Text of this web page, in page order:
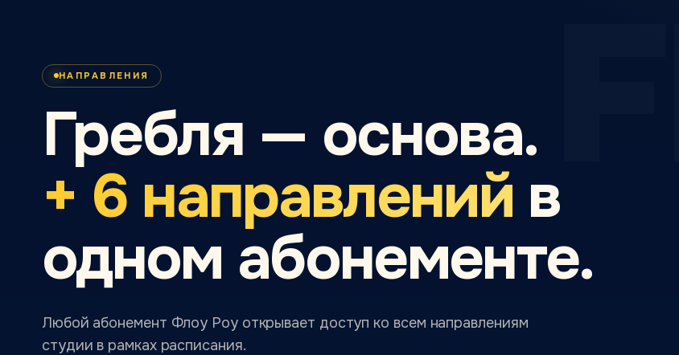
НАПРАВЛЕНИЯ
Гребля — основа.
+ 6 направлений в
одном абонементе.
Любой абонемент Флоу Роу открывает доступ ко всем направлениям
студии в рамках расписания.